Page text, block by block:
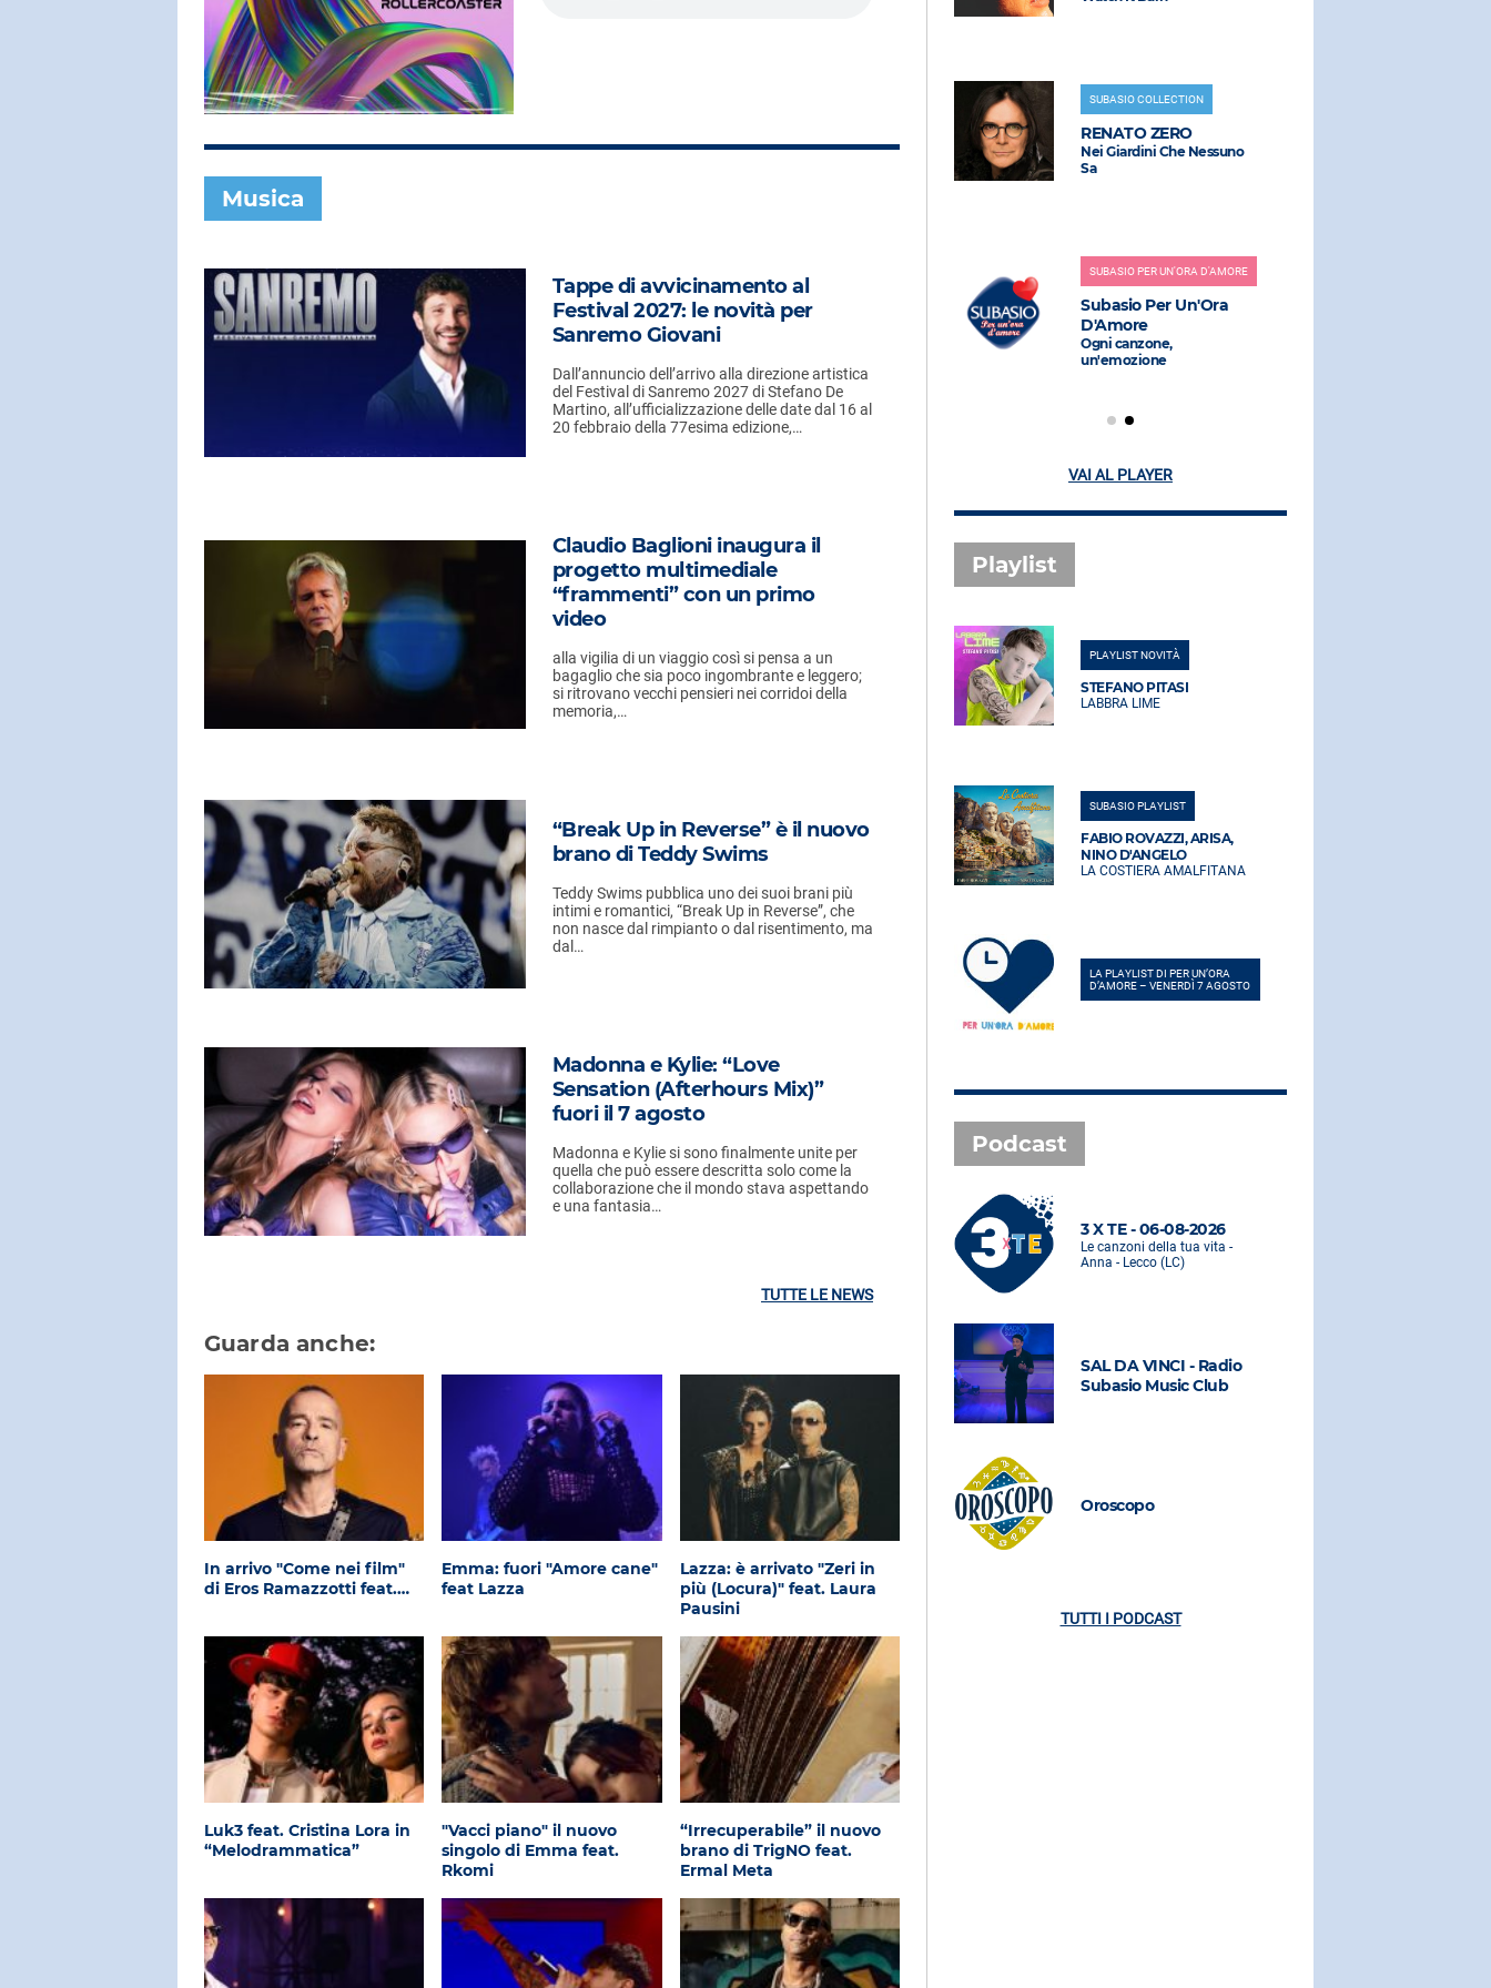
Musica
Tappe di avvicinamento al
Festival 2027: le novità per
Sanremo Giovani
Dall’annuncio dell’arrivo alla direzione artistica
del Festival di Sanremo 2027 di Stefano De
Martino, all’ufficializzazione delle date dal 16 al
20 febbraio della 77esima edizione,…
Claudio Baglioni inaugura il
progetto multimediale
“frammenti” con un primo
video
alla vigilia di un viaggio così si pensa a un
bagaglio che sia poco ingombrante e leggero;
si ritrovano vecchi pensieri nei corridoi della
memoria,…
“Break Up in Reverse” è il nuovo
brano di Teddy Swims
Teddy Swims pubblica uno dei suoi brani più
intimi e romantici, “Break Up in Reverse”, che
non nasce dal rimpianto o dal risentimento, ma
dal…
Madonna e Kylie: “Love
Sensation (Afterhours Mix)”
fuori il 7 agosto
Madonna e Kylie si sono finalmente unite per
quella che può essere descritta solo come la
collaborazione che il mondo stava aspettando
e una fantasia…
TUTTE LE NEWS
Guarda anche:
In arrivo "Come nei film"
di Eros Ramazzotti feat.…
Emma: fuori "Amore cane"
feat Lazza
Lazza: è arrivato "Zeri in
più (Locura)" feat. Laura
Pausini
Luk3 feat. Cristina Lora in
“Melodrammatica”
"Vacci piano" il nuovo
singolo di Emma feat.
Rkomi
“Irrecuperabile” il nuovo
brano di TrigNO feat.
Ermal Meta
SUBASIO COLLECTION
Nei Giardini Che Nessuno
SUBASIO PER UN'ORA D'AMORE
Subasio Per Un'Ora
D'Amore
Ogni canzone,
un'emozione
Turning Tables
ANGELINA MANGO &
HYPATON
La Noia
SUBASIO COLLECTION
RENATO ZERO
Nei Giardini Che Nessuno
Sa
SUBASIO PER UN'ORA D'AMORE
Subasio Per Un'Ora
D'Amore
Ogni canzone,
un'emozione
VAI AL PLAYER
Playlist
PLAYLIST NOVITÀ
STEFANO PITASI
LABBRA LIME
FABIO ROVAZZI, ARISA,
NINO D'ANGELO
PLAYLIST NOVITÀ
STEFANO PITASI
LABBRA LIME
SUBASIO PLAYLIST
FABIO ROVAZZI, ARISA,
NINO D'ANGELO
LA COSTIERA AMALFITANA
LA PLAYLIST DI PER UN’ORA
D’AMORE – VENERDÌ 7 AGOSTO
Podcast
Subasio Music Club
Oroscopo
3 X TE - 06-08-2026
Le canzoni della tua vita -
Anna - Lecco (LC)
SAL DA VINCI - Radio
Subasio Music Club
Oroscopo
TUTTI I PODCAST